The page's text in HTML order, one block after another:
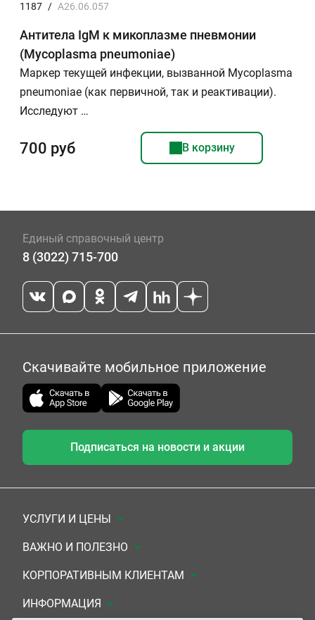
1187 / A26.06.057
Антитела IgM к микоплазме пневмонии
(Mycoplasma pneumoniae)
Маркер текущей инфекции, вызванной Mycoplasma
pneumoniae (как первичной, так и реактивации).
Исследуют …
700 руб В корзину
Единый справочный центр
8 (3022) 715-700
Скачивайте мобильное приложение
Подписаться на новости и акции
УСЛУГИ И ЦЕНЫ
Анализы
Комплексы
УЗИ
ВАЖНО И ПОЛЕЗНО
Документы для заключения договора
Система скидок
КОРПОРАТИВНЫМ КЛИЕНТАМ
Медицинским организациям
ИНФОРМАЦИЯ